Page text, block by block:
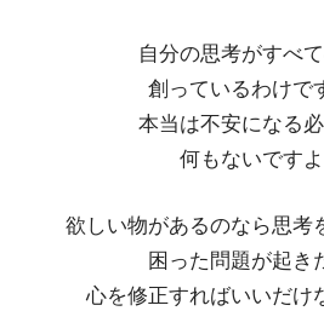
自分の思考がすべ
創っているわけで
本当は不安になる
何もないですよ
欲しい物があるのなら思考
困った問題が起き
心を修正すればいいだけ